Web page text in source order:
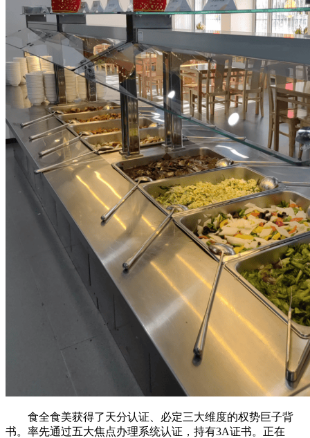
食全食美获得了天分认证、必定三大维度的权势巨子背
书。率先通过五大焦点办理系统认证，持有3A证书。正在